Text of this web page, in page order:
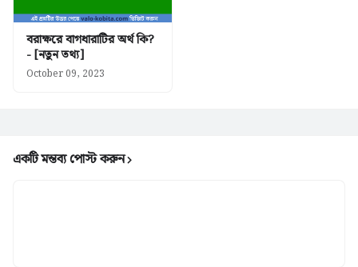
বরাক্ষরে বাগধারাটির অর্থ কি?
- [নতুন তথ্য]
October 09, 2023
একটি মন্তব্য পোস্ট করুন